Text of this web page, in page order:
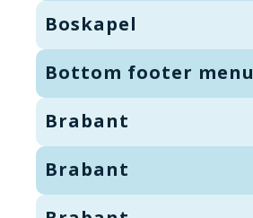
Boskapel
Bottom footer menu
Brabant
Brabant